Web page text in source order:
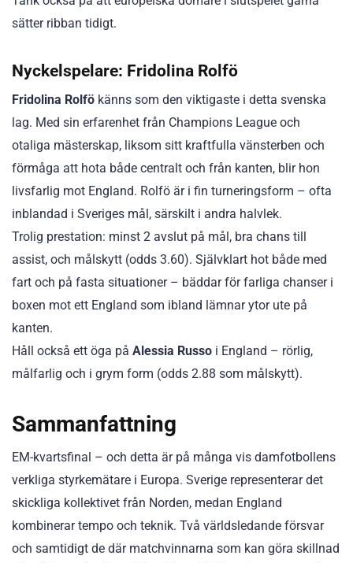
sätter ribban tidigt.
Nyckelspelare: Fridolina Rolfö
Fridolina Rolfö känns som den viktigaste i detta svenska
lag. Med sin erfarenhet från Champions League och
otaliga mästerskap, liksom sitt kraftfulla vänsterben och
förmåga att hota både centralt och från kanten, blir hon
livsfarlig mot England. Rolfö är i fin turneringsform – ofta
inblandad i Sveriges mål, särskilt i andra halvlek.
Trolig prestation: minst 2 avslut på mål, bra chans till
assist, och målskytt (odds 3.60). Självklart hot både med
fart och på fasta situationer – bäddar för farliga chanser i
boxen mot ett England som ibland lämnar ytor ute på
kanten.
Håll också ett öga på Alessia Russo i England – rörlig,
målfarlig och i grym form (odds 2.88 som målskytt).
Sammanfattning
EM-kvartsfinal – och detta är på många vis damfotbollens
verkliga styrkemätare i Europa. Sverige representerar det
skickliga kollektivet från Norden, medan England
kombinerar tempo och teknik. Två världsledande försvar
och samtidigt de där matchvinnarna som kan göra skillnad